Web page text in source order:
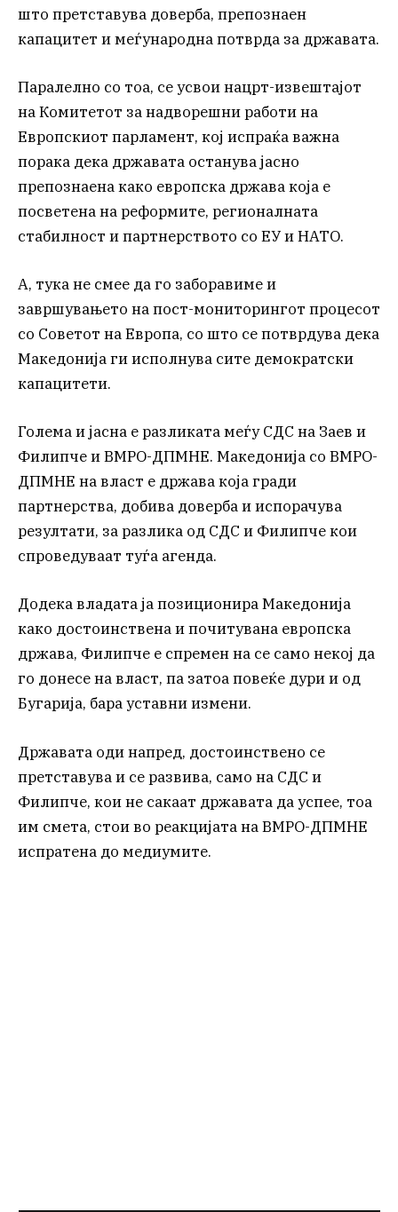
што претставува доверба, препознаен
капацитет и меѓународна потврда за државата.
Паралелно со тоа, се усвои нацрт-извештајот
на Комитетот за надворешни работи на
Европскиот парламент, кој испраќа важна
порака дека државата останува јасно
препознаена како европска држава која е
посветена на реформите, регионалната
стабилност и партнерството со ЕУ и НАТО.
А, тука не смее да го заборавиме и
завршувањето на пост-мониторингот процесот
со Советот на Европа, со што се потврдува дека
Македонија ги исполнува сите демократски
капацитети.
Голема и јасна е разликата меѓу СДС на Заев и
Филипче и ВМРО-ДПМНЕ. Македонија со ВМРО-
ДПМНЕ на власт е држава која гради
партнерства, добива доверба и испорачува
резултати, за разлика од СДС и Филипче кои
спроведуваат туѓа агенда.
Додека владата ја позиционира Македонија
како достоинствена и почитувана европска
држава, Филипче е спремен на се само некој да
го донесе на власт, па затоа повеќе дури и од
Бугарија, бара уставни измени.
Државата оди напред, достоинствено се
претставува и се развива, само на СДС и
Филипче, кои не сакаат државата да успее, тоа
им смета, стои во реакцијата на ВМРО-ДПМНЕ
испратена до медиумите.